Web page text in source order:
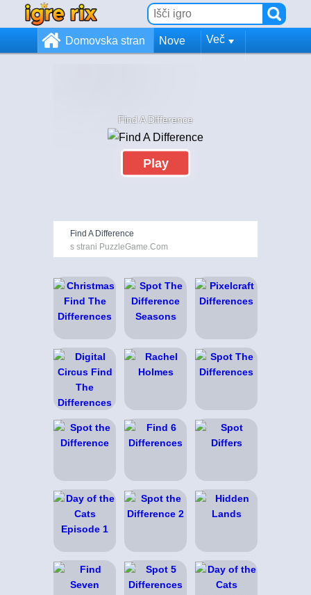
Domovska stran Nove Več
Find A Difference
Play
Find A Difference
s strani PuzzleGame.Com